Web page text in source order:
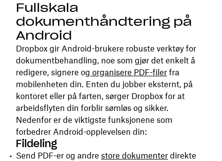
Fullskala
dokumenthåndtering på
Android
Dropbox gir Android-brukere robuste verktøy for
dokumentbehandling, noe som gjør det enkelt å
redigere, signere og organisere PDF-filer fra
mobilenheten din. Enten du jobber eksternt, på
kontoret eller på farten, sørger Dropbox for at
arbeidsflyten din forblir sømløs og sikker.
Nedenfor er de viktigste funksjonene som
forbedrer Android-opplevelsen din:
Fildeling
Send PDF-er og andre store dokumenter direkte